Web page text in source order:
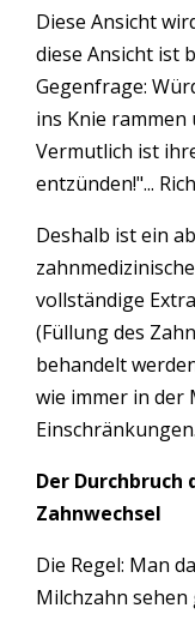
Diese Ansicht
diese Ansicht ist
Gegenfrage:
ins Knie rammen
Vermutlich ist
entzünden!"...
Deshalb ist ein
vollständige
(Füllung des
behandelt
wie immer in der
Einschränkungen.
Der Durchbruch
Zahnwechsel
Die Regel: Man
Milchzahn sehen